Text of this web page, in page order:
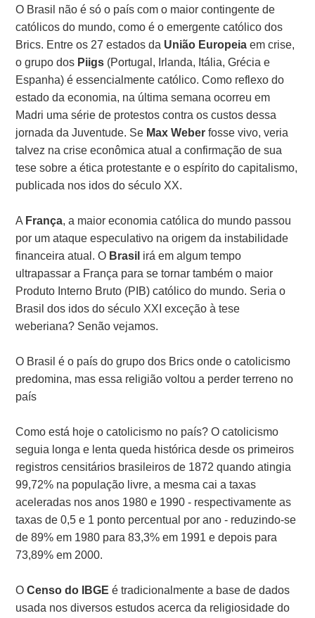
O Brasil não é só o país com o maior contingente de
católicos do mundo, como é o emergente católico dos
Brics. Entre os 27 estados da União Europeia em crise,
o grupo dos Piigs (Portugal, Irlanda, Itália, Grécia e
Espanha) é essencialmente católico. Como reflexo do
estado da economia, na última semana ocorreu em
Madri uma série de protestos contra os custos dessa
jornada da Juventude. Se Max Weber fosse vivo, veria
talvez na crise econômica atual a confirmação de sua
tese sobre a ética protestante e o espírito do capitalismo,
publicada nos idos do século XX.
A França, a maior economia católica do mundo passou
por um ataque especulativo na origem da instabilidade
financeira atual. O Brasil irá em algum tempo
ultrapassar a França para se tornar também o maior
Produto Interno Bruto (PIB) católico do mundo. Seria o
Brasil dos idos do século XXI exceção à tese
weberiana? Senão vejamos.
O Brasil é o país do grupo dos Brics onde o catolicismo
predomina, mas essa religião voltou a perder terreno no
país
Como está hoje o catolicismo no país? O catolicismo
seguia longa e lenta queda histórica desde os primeiros
registros censitários brasileiros de 1872 quando atingia
99,72% na população livre, a mesma cai a taxas
aceleradas nos anos 1980 e 1990 - respectivamente as
taxas de 0,5 e 1 ponto percentual por ano - reduzindo-se
de 89% em 1980 para 83,3% em 1991 e depois para
73,89% em 2000.
OCenso do IBGE é tradicionalmente a base de dados
usada nos diversos estudos acerca da religiosidade do